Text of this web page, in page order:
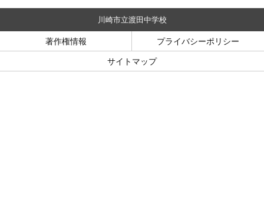
川崎市立渡田中学校
著作権情報 プライバシーポリシー
サイトマップ